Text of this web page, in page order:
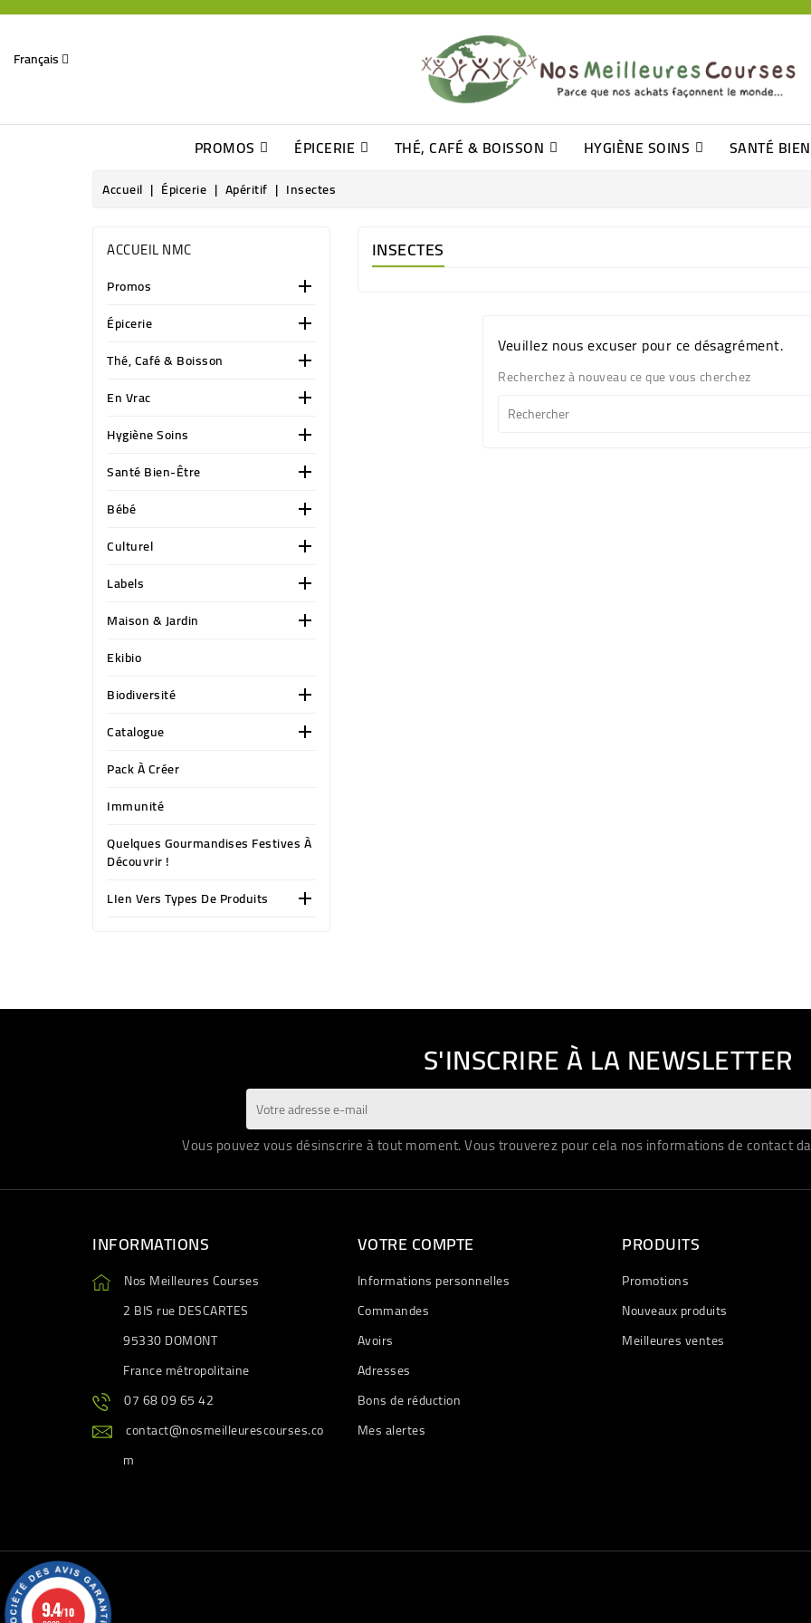
Français
PROMOS ÉPICERIE THÉ, CAFÉ & BOISSON HYGIÈNE SOINS SANTÉ
Accueil Épicerie Apéritif Insectes
ACCUEIL NMC
Promos 
Épicerie 
Thé, Café & Boisson 
En Vrac 
Hygiène Soins 
Santé Bien-Être 
Bébé 
Culturel 
Labels 
Maison & Jardin 
Ekibio
Biodiversité

Catalogue 
Pack À Créer
Immunité
Quelques Gourmandises Festives À
Découvrir !
LIen Vers Types De Produits

INSECTES
Veuillez nous excuser pour ce désagrément.
Recherchez à nouveau ce que vous cherchez
S'INSCRIRE À LA NEWSLETTER
Vous pouvez vous désinscrire à tout moment. Vous trouverez pour cela nos informations de contact
INFORMATIONS
Nos Meilleures Courses
2 BIS rue DESCARTES
95330 DOMONT
France métropolitaine
07 68 09 65 42
contact@nosmeilleurescourses.co
m
VOTRE COMPTE
Informations personnelles
Commandes
Avoirs
Adresses
Bons de réduction
Mes alertes
PRODUITS
Promotions
Nouveaux produits
Meilleures ventes
9.4/10